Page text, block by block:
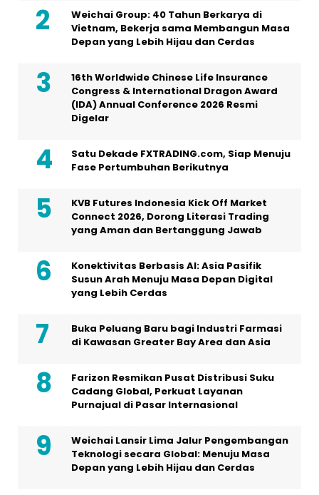
Weichai Group: 40 Tahun Berkarya di
Vietnam, Bekerja sama Membangun Masa
Depan yang Lebih Hijau dan Cerdas
16th Worldwide Chinese Life Insurance
Congress & International Dragon Award
(IDA) Annual Conference 2026 Resmi
Digelar
Satu Dekade FXTRADING.com, Siap Menuju
Fase Pertumbuhan Berikutnya
KVB Futures Indonesia Kick Off Market
Connect 2026, Dorong Literasi Trading
yang Aman dan Bertanggung Jawab
Konektivitas Berbasis AI: Asia Pasifik
Susun Arah Menuju Masa Depan Digital
yang Lebih Cerdas
Buka Peluang Baru bagi Industri Farmasi
di Kawasan Greater Bay Area dan Asia
Farizon Resmikan Pusat Distribusi Suku
Cadang Global, Perkuat Layanan
Purnajual di Pasar Internasional
Weichai Lansir Lima Jalur Pengembangan
Teknologi secara Global: Menuju Masa
Depan yang Lebih Hijau dan Cerdas